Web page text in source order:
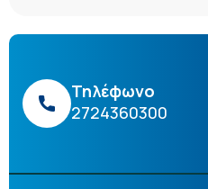
Τηλέφωνο
2724360300